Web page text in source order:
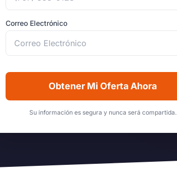
Correo Electrónico
Obtener Mi Oferta Ahora
Su información es segura y nunca será compartida.